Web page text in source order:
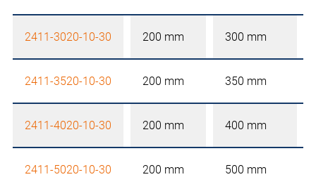
2411-3020-10-30 200 mm 300 mm
2411-3520-10-30 200 mm 350 mm
2411-4020-10-30 200 mm 400 mm
2411-5020-10-30 200 mm 500 mm